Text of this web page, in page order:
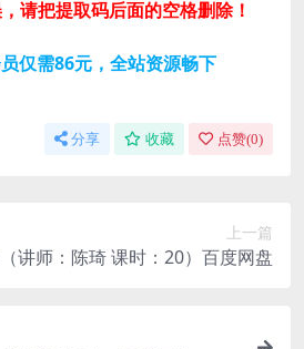
请把提取码后面的空格删除！
仅需86元，全站资源畅下
分享 收藏 点赞(0)
上一篇
讲师：陈琦 课时：20）百度网盘